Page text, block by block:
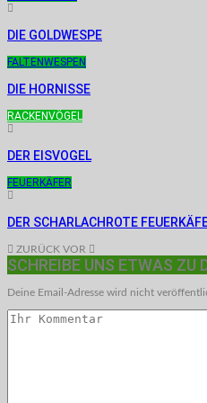
DIE GOLDWESPE
FALTENWESPEN
DIE HORNISSE
RACKENVÖGEL
DER EISVOGEL
FEUERKÄFER
DER SCHARLACHROTE
ZURÜCK VOR
SCHREIBE UNS ETWAS ZU
Deine Email-Adresse wird nicht